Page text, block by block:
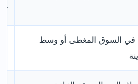
في السوق المغطى أو وسط